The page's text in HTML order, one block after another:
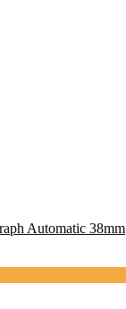
Automatic 38mm